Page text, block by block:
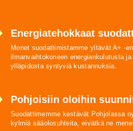
Energiatehokkaat
Monet suodattimistamme yltävät A+ -
ilmanvaihtokoneen energiankulutusta
ylläpidosta syntyviä kustannuksia.
Pohjoisiin oloihin
Suodattimemme kestävät Pohjolassa
kylmiä sääolosuhteita, eivätkä ne